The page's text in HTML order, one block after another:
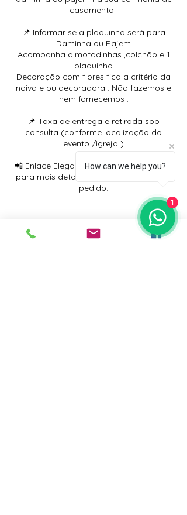
casamento .
📌 Informar se a plaquinha será para
Daminha ou Pajem
Acompanha almofadinhas ,colchão e 1
plaquinha
Decoração com flores fica a critério da
noiva e ou decoradora . Não fazemos e
nem fornecemos .
📌 Taxa de entrega e retirada sob
consulta (conforme localização do
evento /igreja )
📲 Enlace Elegante aguarda seu contato
para mais detalhes e finalização do seu
pedido.
How can we help you?
1